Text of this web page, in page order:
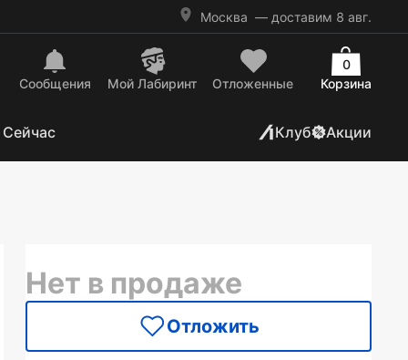
Москва — доставим 8 авг.
Сообщения Mой Лабиринт Отложенные Корзина
0
Клуб Акции
Нет в продаже
Отложить